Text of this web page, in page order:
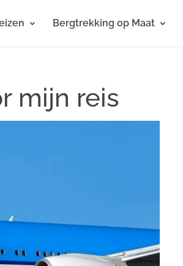
Bergtrekking op Maat
mijn reis